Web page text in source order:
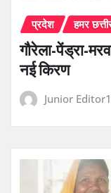
प्रदेश हमर
गौरेला-पेंड्रा-
नई किरण
Junior Editor1